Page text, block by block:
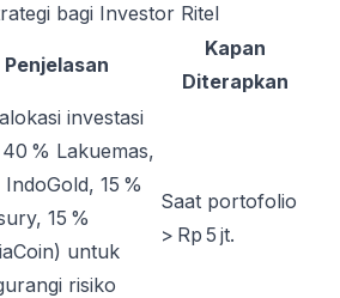
bagi Investor Ritel
Penjelasan
Kapan
Diterapkan
investasi
% Lakuemas,
15 %
15 %
untuk
risiko
Saat portofolio
> Rp 5 jt.